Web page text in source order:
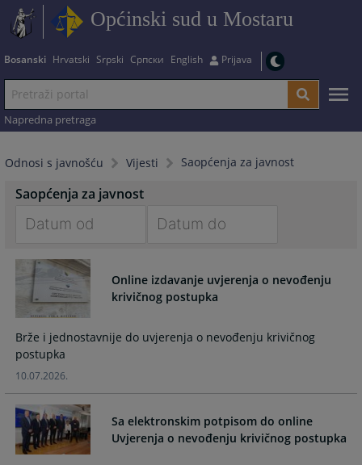
Općinski sud u Mostaru
Bosanski Hrvatski Srpski Српски English Prijava
Napredna pretraga
Odnosi s javnošću Vijesti Saopćenja za javnost
Saopćenja za javnost
forward
interact
with
the
calendar
and
select
a
date.
Press
to
interact
the
select
date.
Press
Online izdavanje uvjerenja o nevođenju
krivičnog postupka
Brže i jednostavnije do uvjerenja o nevođenju krivičnog
postupka
10.07.2026.
Sa elektronskim potpisom do online
Uvjerenja o nevođenju krivičnog postupka